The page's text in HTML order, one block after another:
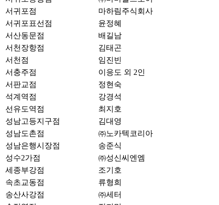
서귀포점
마하림주식회사
서귀포표선점
윤정혜
서산동문점
배길남
서천장항점
김태곤
서천점
임진빈
서충주점
이응도 외 2인
서판교점
정현숙
석계역점
강경석
선유도역점
최지호
성남고등지구점
김대영
성남도촌점
㈜노카텍코리아
성남은행시장점
송준식
성수2가점
㈜성신씨엔엠
세종부강점
조기호
속초교동점
류형희
송산사강점
㈜세터